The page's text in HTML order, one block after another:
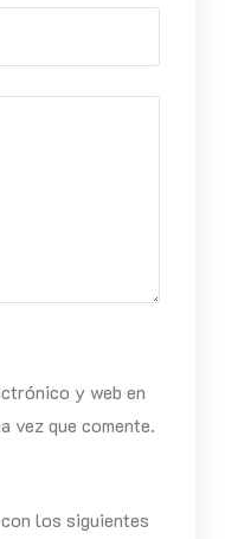
y web en
vez que comente.
los siguientes